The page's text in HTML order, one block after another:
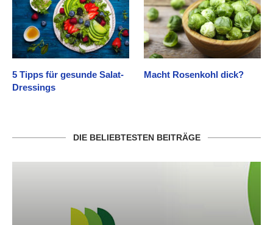
5 Tipps für gesunde Salat-
Dressings
Macht Rosenkohl dick?
DIE BELIEBTESTEN BEITRÄGE